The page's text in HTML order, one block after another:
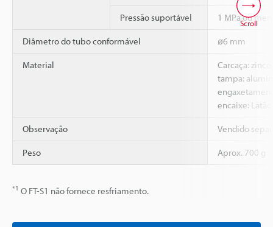
Pressão suportável 1 MPa ou
Diâmetro do tubo conformável ø6 mm
Material
Carcaça: zinco,
tampa:
encaixe:
Observação Vendido
Peso Aprox. 700 g
*1 O FT-S1 não fornece resfriamento.
Scroll